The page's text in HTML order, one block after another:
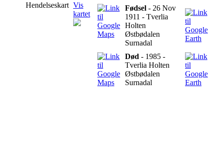
Hendelseskart Vis
kartet
Fødsel - 26 Nov
1911 - Tverlia
Holten
Østbødalen
Surnadal
Død - 1985 -
Tverlia Holten
Østbødalen
Surnadal